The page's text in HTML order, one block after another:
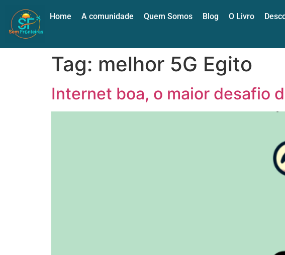
Home A comunidade Quem Somos Blog O Livro
Tag: melhor 5G Egito
Internet boa, o maior desafio